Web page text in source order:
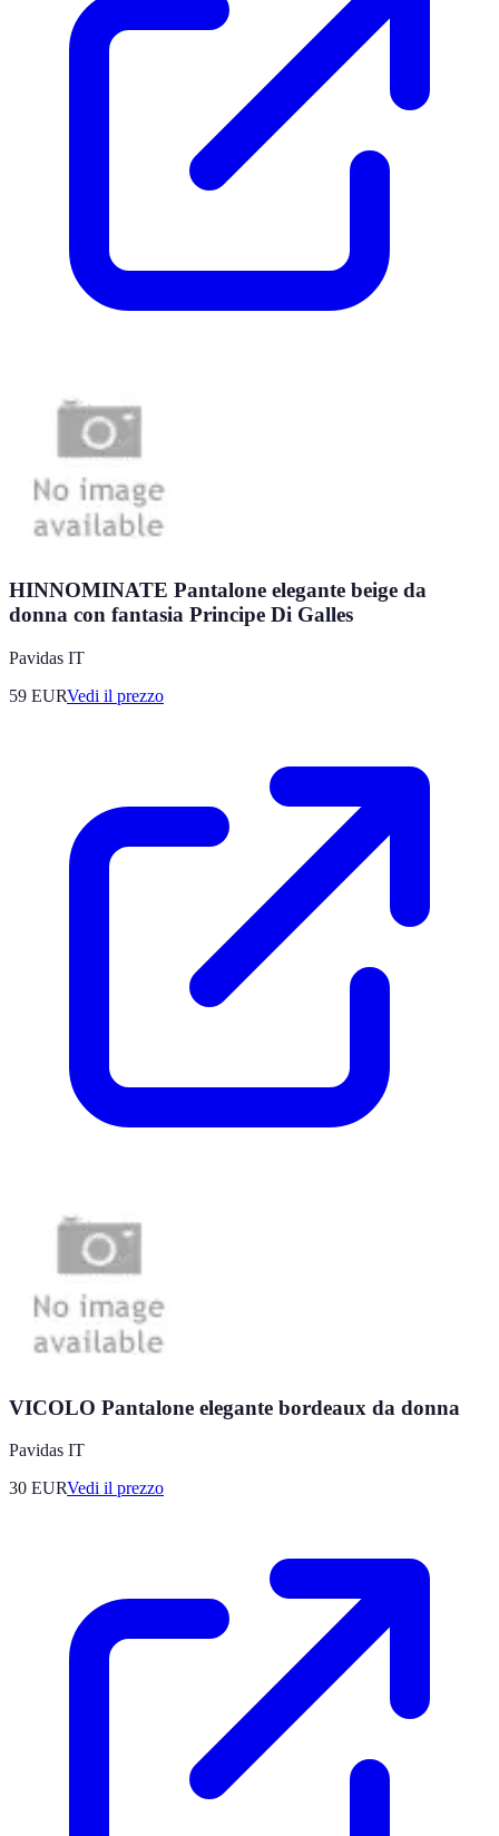
HINNOMINATE Pantalone elegante beige da
donna con fantasia Principe Di Galles
Pavidas IT
59 EURVedi il prezzo
VICOLO Pantalone elegante bordeaux da donna
Pavidas IT
30 EURVedi il prezzo